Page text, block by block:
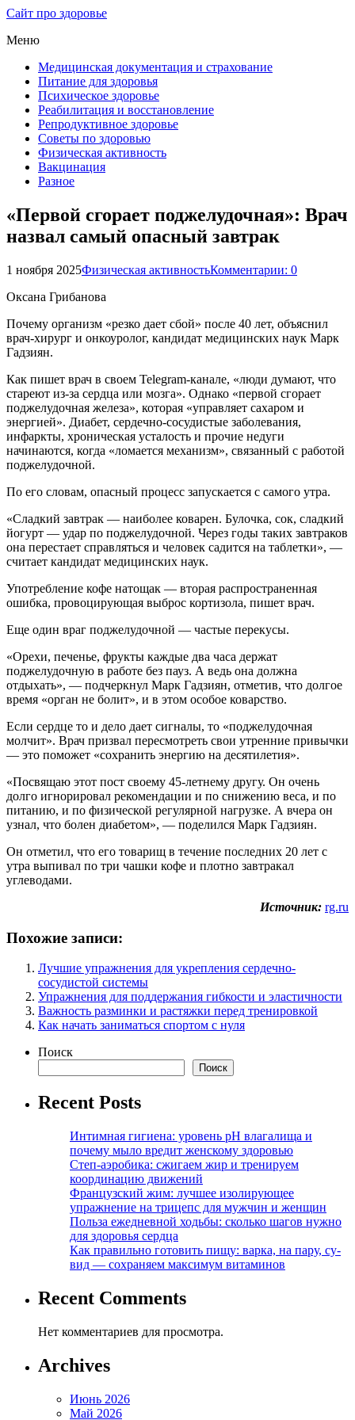
Сайт про здоровье
Меню
Медицинская документация и страхование
Питание для здоровья
Психическое здоровье
Реабилитация и восстановление
Репродуктивное здоровье
Советы по здоровью
Физическая активность
Вакцинация
Разное
«Первой сгорает поджелудочная»: Врач
назвал самый опасный завтрак
1 ноября 2025Физическая активностьКомментарии: 0
Оксана Грибанова
Почему организм «резко дает сбой» после 40 лет, объяснил
врач-хирург и онкоуролог, кандидат медицинских наук Марк
Гадзиян.
Как пишет врач в своем Telegram-канале, «люди думают, что
стареют из-за сердца или мозга». Однако «первой сгорает
поджелудочная железа», которая «управляет сахаром и
энергией». Диабет, сердечно-сосудистые заболевания,
инфаркты, хроническая усталость и прочие недуги
начинаются, когда «ломается механизм», связанный с работой
поджелудочной.
По его словам, опасный процесс запускается с самого утра.
«Сладкий завтрак — наиболее коварен. Булочка, сок, сладкий
йогурт — удар по поджелудочной. Через годы таких завтраков
она перестает справляться и человек садится на таблетки», —
считает кандидат медицинских наук.
Употребление кофе натощак — вторая распространенная
ошибка, провоцирующая выброс кортизола, пишет врач.
Еще один враг поджелудочной — частые перекусы.
«Орехи, печенье, фрукты каждые два часа держат
поджелудочную в работе без пауз. А ведь она должна
отдыхать», — подчеркнул Марк Гадзиян, отметив, что долгое
время «орган не болит», и в этом особое коварство.
Если сердце то и дело дает сигналы, то «поджелудочная
молчит». Врач призвал пересмотреть свои утренние привычки
— это поможет «сохранить энергию на десятилетия».
«Посвящаю этот пост своему 45-летнему другу. Он очень
долго игнорировал рекомендации и по снижению веса, и по
питанию, и по физической регулярной нагрузке. А вчера он
узнал, что болен диабетом», — поделился Марк Гадзиян.
Он отметил, что его товарищ в течение последних 20 лет с
утра выпивал по три чашки кофе и плотно завтракал
углеводами.
Источник: rg.ru
Похожие записи:
Лучшие упражнения для укрепления сердечно-
сосудистой системы
Упражнения для поддержания гибкости и эластичности
Важность разминки и растяжки перед тренировкой
Как начать заниматься спортом с нуля
Поиск
Поиск
Recent Posts
Интимная гигиена: уровень pH влагалища и
почему мыло вредит женскому здоровью
Степ-аэробика: сжигаем жир и тренируем
координацию движений
Французский жим: лучшее изолирующее
упражнение на трицепс для мужчин и женщин
Польза ежедневной ходьбы: сколько шагов нужно
для здоровья сердца
Как правильно готовить пищу: варка, на пару, су-
вид — сохраняем максимум витаминов
Recent Comments
Нет комментариев для просмотра.
Archives
Июнь 2026
Май 2026